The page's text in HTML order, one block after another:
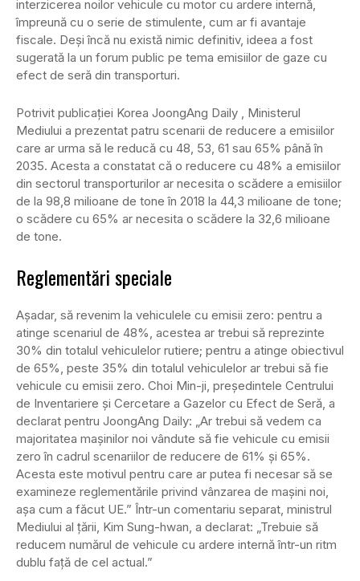
interzicerea noilor vehicule cu motor cu ardere internă,
împreună cu o serie de stimulente, cum ar fi avantaje
fiscale. Deși încă nu există nimic definitiv, ideea a fost
sugerată la un forum public pe tema emisiilor de gaze cu
efect de seră din transporturi.
Potrivit publicației Korea JoongAng Daily , Ministerul
Mediului a prezentat patru scenarii de reducere a emisiilor
care ar urma să le reducă cu 48, 53, 61 sau 65% până în
2035. Acesta a constatat că o reducere cu 48% a emisiilor
din sectorul transporturilor ar necesita o scădere a emisiilor
de la 98,8 milioane de tone în 2018 la 44,3 milioane de tone;
o scădere cu 65% ar necesita o scădere la 32,6 milioane
de tone.
Reglementări speciale
Așadar, să revenim la vehiculele cu emisii zero: pentru a
atinge scenariul de 48%, acestea ar trebui să reprezinte
30% din totalul vehiculelor rutiere; pentru a atinge obiectivul
de 65%, peste 35% din totalul vehiculelor ar trebui să fie
vehicule cu emisii zero. Choi Min-ji, președintele Centrului
de Inventariere și Cercetare a Gazelor cu Efect de Seră, a
declarat pentru JoongAng Daily: „Ar trebui să vedem ca
majoritatea mașinilor noi vândute să fie vehicule cu emisii
zero în cadrul scenariilor de reducere de 61% și 65%.
Acesta este motivul pentru care ar putea fi necesar să se
examineze reglementările privind vânzarea de mașini noi,
așa cum a făcut UE.” Într-un comentariu separat, ministrul
Mediului al țării, Kim Sung-hwan, a declarat: „Trebuie să
reducem numărul de vehicule cu ardere internă într-un ritm
dublu față de cel actual.”